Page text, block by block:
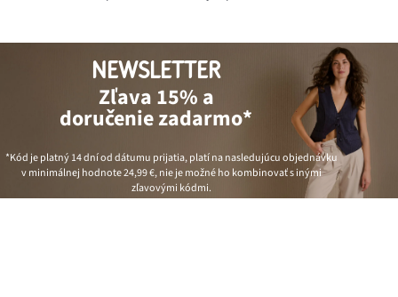
NEWSLETTER
Zľava 15% a
doručenie zadarmo*
*Kód je platný 14 dní od dátumu prijatia, platí na nasledujúcu objednávku
v minimálnej hodnote24,99 €, nie je možné ho kombinovať s inými
zľavovými kódmi.